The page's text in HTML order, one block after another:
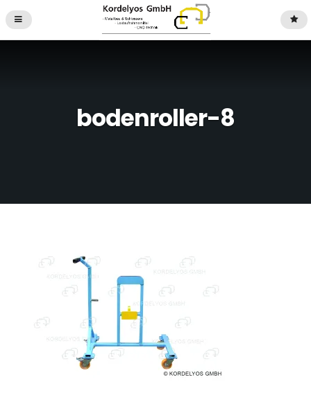
bodenroller-8